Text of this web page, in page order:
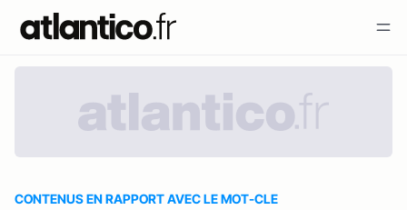
CONTENUS EN RAPPORT AVEC LE MOT-CLE